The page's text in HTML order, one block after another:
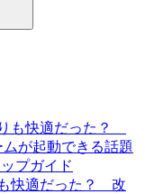
も快適だった？ 改